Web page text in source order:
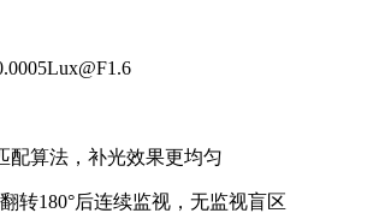
算法，补光效果更均匀
转180°后连续监视，无监视盲区